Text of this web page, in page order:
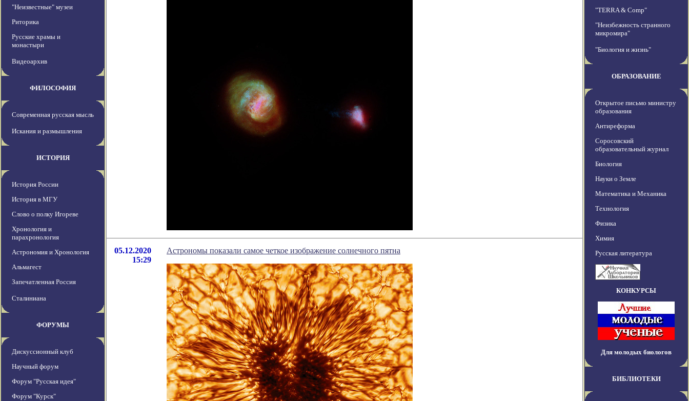
"Неизвестные" музеи
Риторика
Русские храмы и
монастыри
Видеоархив
ФИЛОСОФИЯ
Современная русская мысль
Искания и размышления
ИСТОРИЯ
История России
История в МГУ
Слово о полку Игореве
Хронология и
парахронология
Астрономия и Хронология
Альмагест
Запечатленная Россия
Сталиниана
ФОРУМЫ
Дискуссионный клуб
Научный форум
Форум "Русская идея"
Форум "Курск"
05.12.2020
15:29
Астрономы показали самое четкое изображение солнечного пятна
"TERRA & Comp"
"Неизбежность странного
микромира"
"Биология и жизнь"
ОБРАЗОВАНИЕ
Открытое письмо министру
образования
Антиреформа
Соросовский
образовательный журнал
Биология
Науки о Земле
Математика и Механика
Технология
Физика
Химия
Русская литература
КОНКУРСЫ
Для молодых биологов
БИБЛИОТЕКИ